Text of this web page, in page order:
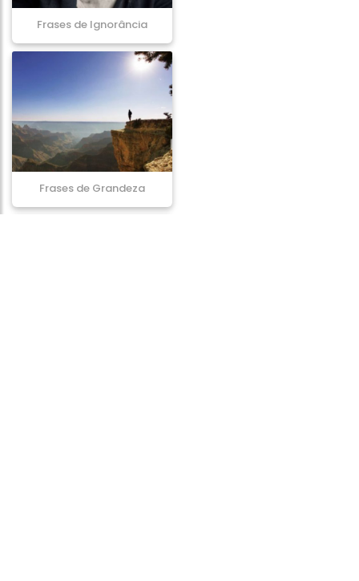
Frases de Ignorância
Frases de Grandeza